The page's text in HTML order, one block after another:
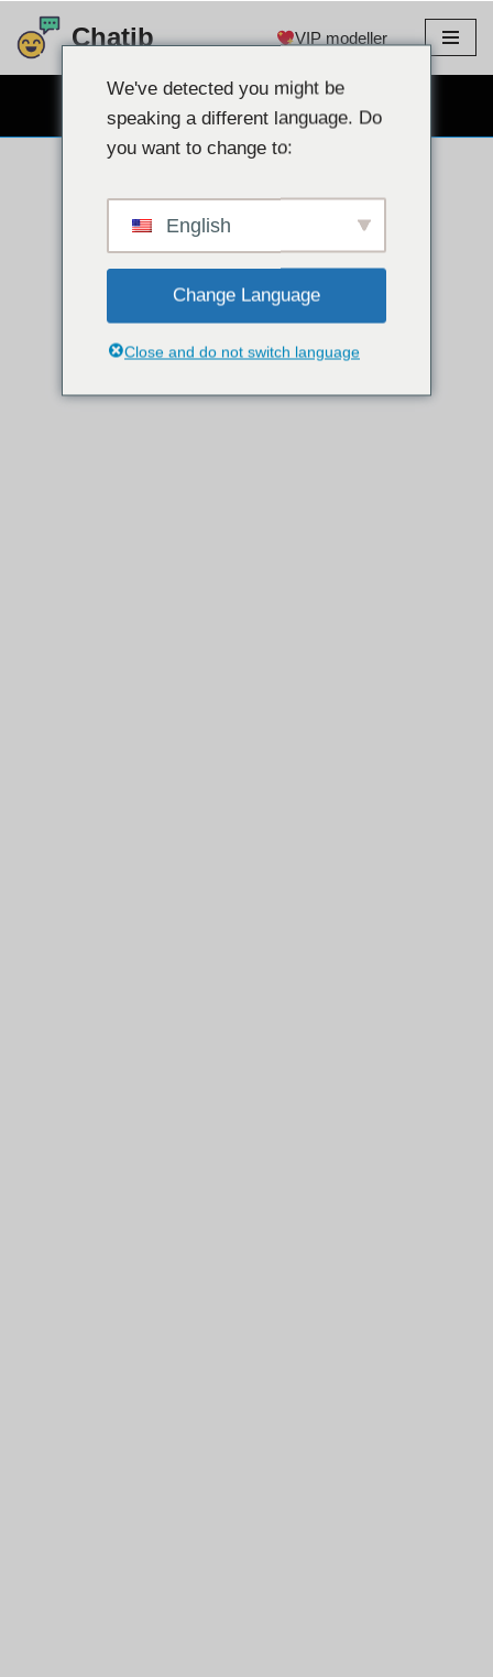
Gå
Chatib VIP modeller
GRATIS WEBCAM CHAT
We've detected you might be
speaking a different language. Do
you want to change to:
English
Change Language
Close and do not switch language